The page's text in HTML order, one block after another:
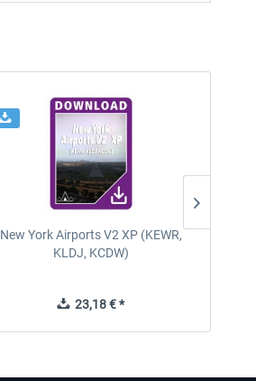
New York Airports V2 XP (KEWR,
KLDJ, KCDW)
23,18 € *